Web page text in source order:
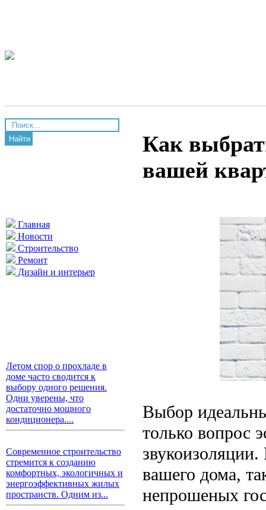
Найти
Главная
Новости
Строительство
Ремонт
Дизайн и интерьер
Летом спор о прохладе в
доме часто сводится к
выбору одного решения.
Одни уверены, что
достаточно мощного
кондиционера....
Современное строительство
стремится к созданию
комфортных, экологичных и
энергоэффективных жилых
пространств. Одним из...
Как
вашей
Выбор
только вопрос
вашего дома,
непрошеных